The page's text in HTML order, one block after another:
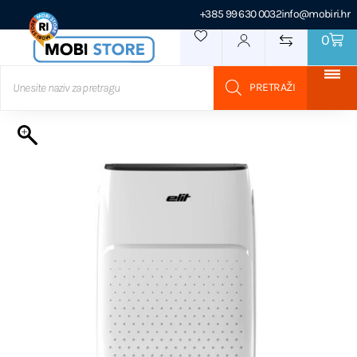
+385 99 630 0032info@mobiri.hr
0